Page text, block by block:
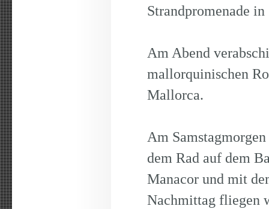
Strandpromenade
Am Abend
mallorquinischen
Mallorca.
Am
dem Rad auf dem
Manacor und mit
Nachmittag fliegen